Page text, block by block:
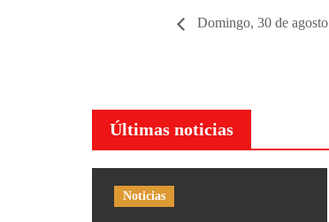
Domingo, 30 de agosto
Últimas noticias
Noticias